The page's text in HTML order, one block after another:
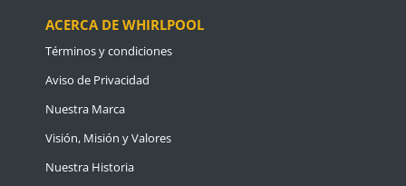
ACERCA DE WHIRLPOOL
Términos y condiciones
Aviso de Privacidad
Nuestra Marca
Visión, Misión y Valores
Nuestra Historia